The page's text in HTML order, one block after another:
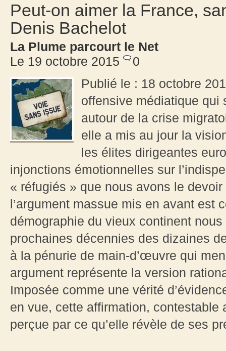
Peut-on aimer la France,
Denis Bachelot
La Plume parcourt le Net
Le 19 octobre 2015
0
Publié le : 18 octobre
offensive médiatique qui
autour de la crise
elle a mis au jour la
les élites dirigeantes
injonctions émotionnelles sur
« réfugiés » que nous avons le
l’argument massue mis en avant est
démographie du vieux continent
prochaines décennies des dizaines
à la pénurie de main-d’œuvre qui
argument représente la version
Imposée comme une vérité
en vue, cette affirmation,
perçue par ce qu’elle révèle de ses